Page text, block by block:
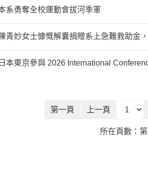
系勇奪全校運動會拔河季軍
青妙女士慷慨解囊捐贈系上急難救助金
本東京參與 2026 International
第一頁 上一頁 前往頁
所在頁數：